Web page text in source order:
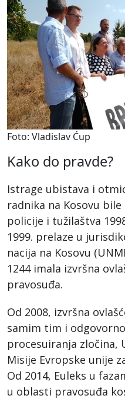
Foto: Vladislav Ćup
Kako do pravde?
Istrage ubistava i
radnika na Kosovu
policije i tužilaštva
1999. prelaze u
nacija na Kosovu
1244 imala izvršna
pravosuđa.
Od 2008, izvršna
samim tim i
procesuiranja zločina,
Misije Evropske unije
Od 2014, Euleks u
u oblasti pravosuđa